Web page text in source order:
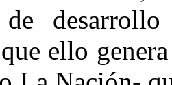
de
que ello